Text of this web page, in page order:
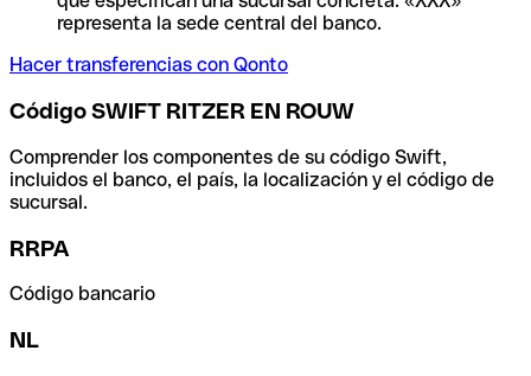
representa la sede central del banco.
Hacer transferencias con Qonto
Código SWIFT RITZER EN ROUW
Comprender los componentes de su código Swift,
incluidos el banco, el país, la localización y el código de
sucursal.
RRPA
Código bancario
NL